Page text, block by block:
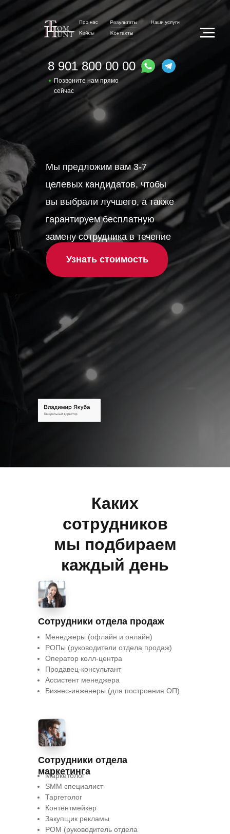
8 901 800 00 00
Позвоните нам прямо
сейчас
Мы предложим вам 3-7
целевых кандидатов, чтобы
вы выбрали лучшего, а также
гарантируем бесплатную
замену сотрудника в течение
10 днейУзнать стоимость
Каких
сотрудников
мы подбираем
каждый день
Сотрудники отдела продаж
Менеджеры (офлайн и онлайн)
РОПы (руководители отдела продаж)
Оператор колл-центра
Продавец-консультант
Ассистент менеджера
Бизнес-инженеры (для построения ОП)
Сотрудники отдела
маркетинга
Маркетолог
SMM специалист
Таргетолог
Контентмейкер
Закупщик рекламы
РОМ (руководитель отдела